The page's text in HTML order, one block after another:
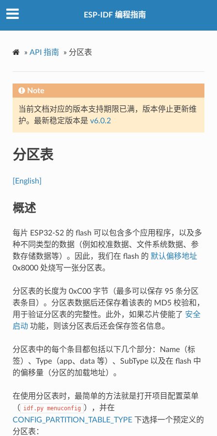
ESP-IDF 编程指南
» API 指南 » 分区表
Note
当前文档对应的版本支持期限已满，版本停止更新维
护。最新稳定版本是 v6.0.2
分区表
[English]
概述
每片 ESP32-S2 的 flash 可以包含多个应用程序，以及多
种不同类型的数据（例如校准数据、文件系统数据、参
数存储数据等）。因此，我们在 flash 的 默认偏移地址
0x8000 处烧写一张分区表。
分区表的长度为 0xC00 字节（最多可以保存 95 条分区
表条目）。分区表数据后还保存着该表的 MD5 校验和，
用于验证分区表的完整性。此外，如果芯片使能了 安全
启动功能，则该分区表后还会保存签名信息。
分区表中的每个条目都包括以下几个部分：Name（标
签）、Type（app、data 等）、SubType 以及在 flash 中
的偏移量（分区的加载地址）。
在使用分区表时，最简单的方法就是打开项目配置菜单
（
idf.py menuconfig
），并在
CONFIG_PARTITION_TABLE_TYPE下选择一个预定义的
分区表：